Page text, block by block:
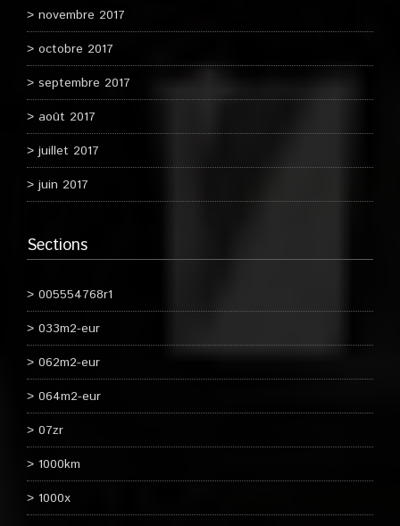
novembre 2017
octobre 2017
septembre 2017
août 2017
juillet 2017
juin 2017
Sections
005554768r1
033m2-eur
062m2-eur
064m2-eur
07zr
1000km
1000x